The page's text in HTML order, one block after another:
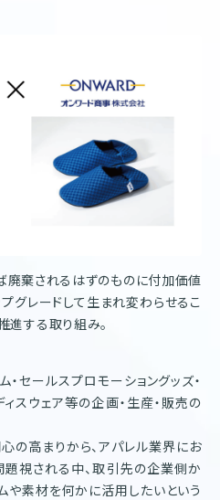
廃棄されるはずのものに付加価値
グレードして生まれ変わらせるこ
進する取り組み。
セールスプロモーショングッズ・
ィスウェア等の企画・生産・販売の
の高まりから、アパレル業界にお
題視される中、取引先の企業側か
や素材を何かに活用したいという